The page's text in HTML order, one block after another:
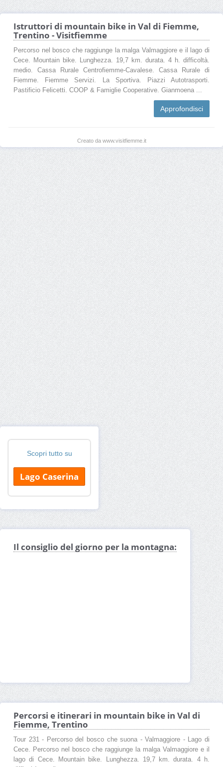
Istruttori di mountain bike in Val di Fiemme,
Trentino - Visitfiemme
Percorso nel bosco che raggiunge la malga Valmaggiore e il lago di
Cece. Mountain bike. Lunghezza. 19,7 km. durata. 4 h. difficoltà.
medio. Cassa Rurale Centrofiemme-Cavalese. Cassa Rurale di
Fiemme. Fiemme Servizi. La Sportiva. Piazzi Autotrasporti.
Pastificio Felicetti. COOP & Famiglie Cooperative. Gianmoena ...
Approfondisci
Creato da www.visitfiemme.it
Scopri tutto su
Lago Caserina
Il consiglio del giorno per la montagna:
Percorsi e itinerari in mountain bike in Val di
Fiemme, Trentino
Tour 231 - Percorso del bosco che suona - Valmaggiore - Lago di
Cece. Percorso nel bosco che raggiunge la malga Valmaggiore e il
lago di Cece. Mountain bike. Lunghezza. 19,7 km. durata. 4 h.